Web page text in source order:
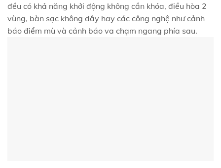
đều có khả năng khởi động không cần khóa, điều hòa 2
vùng, bàn sạc không dây hay các công nghệ như cảnh
báo điểm mù và cảnh báo va chạm ngang phía sau.